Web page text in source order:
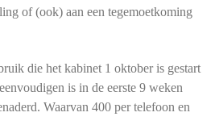
of (ook) aan een tegemoetkoming
die het kabinet 1 oktober is gestart
is in de eerste 9 weken
Waarvan 400 per telefoon en